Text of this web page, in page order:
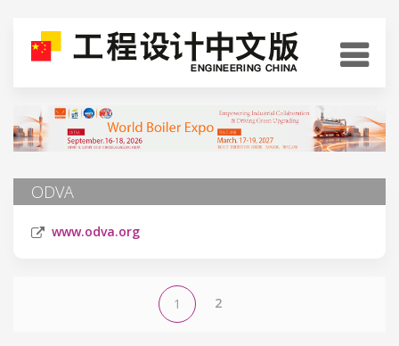
ODVA
www.odva.org
1 2